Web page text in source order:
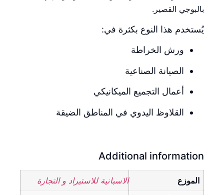
بالبوجي القصير.
يُستخدم هذا النوع بكثرة في:
ورش الخراطة
الصيانة الصناعية
أعمال التجميع الميكانيكي
القلاوظ اليدوي في المناطق الضيقة
Additional information
الموزع الاسبانية للاستيراد و التجارة